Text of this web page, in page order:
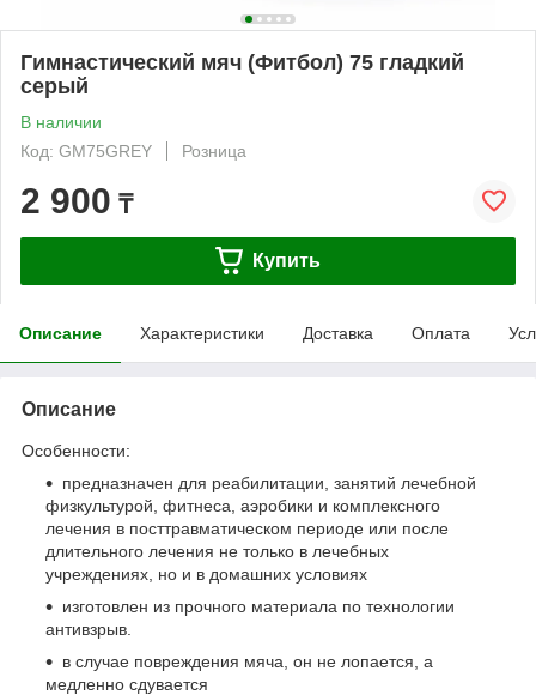
Гимнастический мяч (Фитбол) 75 гладкий
серый
В наличии
Код: GM75GREY
Розница
2 900 ₸
Купить
Описание Характеристики Доставка Оплата
Описание
Особенности:
предназначен для реабилитации, занятий лечебной
физкультурой, фитнеса, аэробики и комплексного
лечения в посттравматическом периоде или после
длительного лечения не только в лечебных
учреждениях, но и в домашних условиях
изготовлен из прочного материала по технологии
антивзрыв.
в случае повреждения мяча, он не лопается, а
медленно сдувается